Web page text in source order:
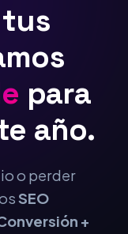
o perder
SEO
+